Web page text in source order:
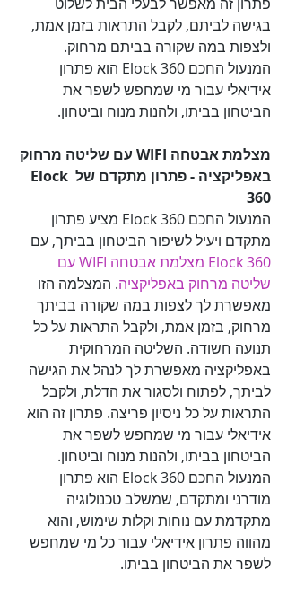
בגישה לביתם, לקבל התראות בזמן אמת,
ולצפות במה שקורה בביתם מרחוק.
המנעול החכם Elock 360 הוא פתרון
אידיאלי עבור מי שמחפש לשפר את
הביטחון בביתו, ולהנות מנוח וביטחון.
מצלמת אבטחה WIFI עם שליטה מרחוק
באפליקציה - פתרון מתקדם של Elock
360
המנעול החכם Elock 360 מציע פתרון
מתקדם ויעיל לשיפור הביטחון בביתך, עם
Elock 360 מצלמת אבטחה WIFI עם
שליטה מרחוק באפליקציה. המצלמה הזו
מאפשרת לך לצפות במה שקורה בביתך
מרחוק, בזמן אמת, ולקבל התראות על כל
תנועה חשודה. השליטה המרחוקית
באפליקציה מאפשרת לך לנהל את הגישה
לביתך, לפתוח ולסגור את הדלת, ולקבל
התראות על כל ניסיון פריצה. פתרון זה הוא
אידיאלי עבור מי שמחפש לשפר את
הביטחון בביתו, ולהנות מנוח וביטחון.
המנעול החכם Elock 360 הוא פתרון
מודרני ומתקדם, שמשלב טכנולוגיה
מתקדמת עם נוחות וקלות שימוש, והוא
מהווה פתרון אידיאלי עבור כל מי שמחפש
לשפר את הביטחון בביתו.